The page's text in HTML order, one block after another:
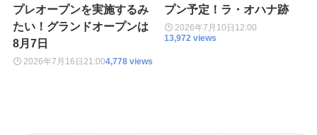
プレオープンを実施するみ
たい！グランドオープンは
8月7日
2026年7月16日21:004,778 views
プン予定！ラ・オハナ跡
2026年7月10日 12:00
13,972 views